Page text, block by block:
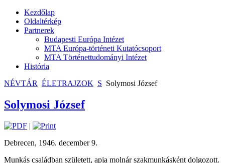
Kezdőlap
Oldaltérkép
Partnerek
Budapesti Európa Intézet
MTA Európa-történeti Kutatócsoport
MTA Történettudományi Intézet
História
NÉVTÁR ÉLETRAJZOK S Solymosi József
Solymosi József
|
Debrecen, 1946. december 9.
Munkás családban született, apja molnár szakmunkásként dolgozott.